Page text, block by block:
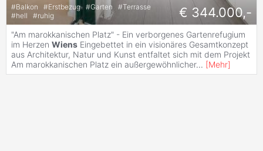
#Balkon #Erstbezug #Garten #Terrasse
#hell #ruhig € 344.000,-
"Am marokkanischen Platz" - Ein verborgenes Gartenrefugium
im Herzen Wiens Eingebettet in ein visionäres Gesamtkonzept
aus Architektur, Natur und Kunst entfaltet sich mit dem Projekt
Am marokkanischen Platz ein außergewöhnlicher... [Mehr]